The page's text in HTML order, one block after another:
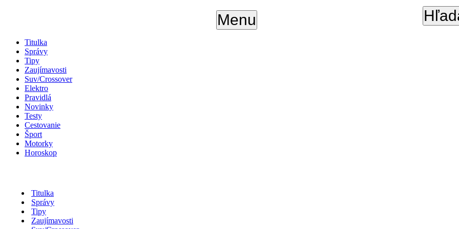
Menu
Titulka
Správy
Tipy
Zaujímavosti
Suv/Crossover
Elektro
Pravidlá
Novinky
Testy
Cestovanie
Šport
Motorky
Horoskop
Titulka
Správy
Tipy
Zaujímavosti